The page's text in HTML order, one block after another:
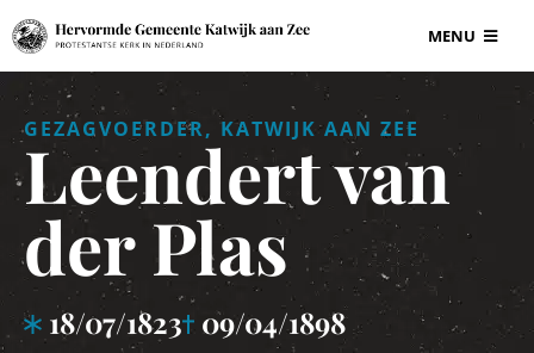
Ga
naar
inhoud
MENU
VOOR
GRAF EN
INFORMATIE
GEZAGVOERDER, KATWIJK AAN ZEE
Leendert van
der Plas
18/07/1823 09/04/1898